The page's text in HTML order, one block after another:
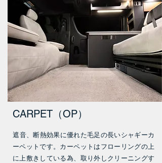
CARPET（OP）
​遮音、断熱効果に優れた毛足の長いシャギーカ
ーペットです。カーペットはフローリングの上
に上敷きしている為、取り外しクリーニングす